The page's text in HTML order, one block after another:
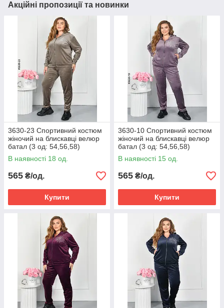
Акційні пропозиції та новинки
3630-23 Спортивний костюм
жіночий на блискавці велюр
батал (3 од: 54,56,58)
В наявності 18 од.
565 ₴/од.
Купити
3630-10 Спортивний костюм
жіночий на блискавці велюр
батал (3 од: 54,56,58)
В наявності 15 од.
565 ₴/од.
Купити